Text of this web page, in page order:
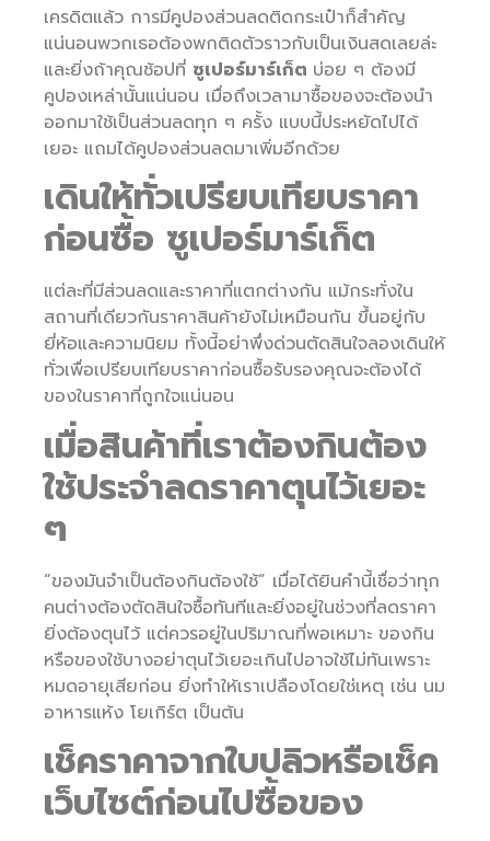
เครดิตแล้ว การมีคูปองส่วนลดติดกระเป๋าก็สำคัญ
แน่นอนพวกเธอต้องพกติดตัวราวกับเป็นเงินสดเลยล่ะ
และยิ่งถ้าคุณช้อปที่ ซูเปอร์มาร์เก็ต บ่อย ๆ ต้องมี
คูปองเหล่านั้นแน่นอน เมื่อถึงเวลามาซื้อของจะต้องนำ
ออกมาใช้เป็นส่วนลดทุก ๆ ครั้ง แบบนี้ประหยัดไปได้
เยอะ แถมได้คูปองส่วนลดมาเพิ่มอีกด้วย
เดินให้ทั่วเปรียบเทียบราคา
ก่อนซื้อ ซูเปอร์มาร์เก็ต
แต่ละที่มีส่วนลดและราคาที่แตกต่างกัน แม้กระทั่งใน
สถานที่เดียวกันราคาสินค้ายังไม่เหมือนกัน ขึ้นอยู่กับ
ยี่ห้อและความนิยม ทั้งนี้อย่าพึ่งด่วนตัดสินใจลองเดินให้
ทั่วเพื่อเปรียบเทียบราคาก่อนซื้อรับรองคุณจะต้องได้
ของในราคาที่ถูกใจแน่นอน
เมื่อสินค้าที่เราต้องกินต้อง
ใช้ประจำลดราคาตุนไว้เยอะ
ๆ
“ของมันจำเป็นต้องกินต้องใช้” เมื่อได้ยินคำนี้เชื่อว่าทุก
คนต่างต้องตัดสินใจซื้อทันทีและยิ่งอยู่ในช่วงที่ลดราคา
ยิ่งต้องตุนไว้ แต่ควรอยู่ในปริมาณที่พอเหมาะ ของกิน
หรือของใช้บางอย่าตุนไว้เยอะเกินไปอาจใช้ไม่ทันเพราะ
หมดอายุเสียก่อน ยิ่งทำให้เราเปลืองโดยใช่เหตุ เช่น นม
อาหารแห้ง โยเกิร์ต เป็นต้น
เช็คราคาจากใบปลิวหรือเช็ค
เว็บไซต์ก่อนไปซื้อของ